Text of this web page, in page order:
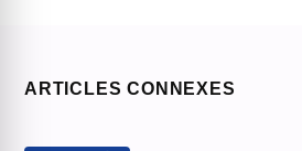
ARTICLES CONNEXES